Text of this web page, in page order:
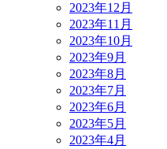
2023年12月
2023年11月
2023年10月
2023年9月
2023年8月
2023年7月
2023年6月
2023年5月
2023年4月